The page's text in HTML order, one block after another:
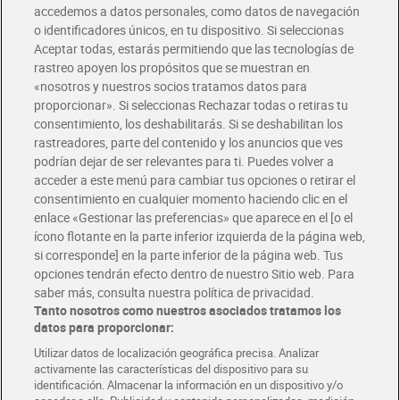
Envío gratis por compras superiores a 100€
Envío estandar por 4,99€
Glovo y Uber Eats
Solicita tu factura de Glovo o Uber Eats
Únete al CLUB Dia
Disfruta las ventajas y ofertas exclusivas.
Descárgate la APP Dia
Folletos y Tiendas
Descubre las mejores ofertas y busca tu tienda más cercana
Tarjeta MaX Dia
Te devuelve hasta 8€/mes de tus compras.
¡Solicita tu tarjeta de crédito aquí!
COMER MEJOR CADA DIA
accedemos a datos personales, como datos de navegación
o identificadores únicos, en tu dispositivo. Si seleccionas
Aceptar todas, estarás permitiendo que las tecnologías de
rastreo apoyen los propósitos que se muestran en
«nosotros y nuestros socios tratamos datos para
proporcionar». Si seleccionas Rechazar todas o retiras tu
consentimiento, los deshabilitarás. Si se deshabilitan los
rastreadores, parte del contenido y los anuncios que ves
podrían dejar de ser relevantes para ti. Puedes volver a
acceder a este menú para cambiar tus opciones o retirar el
consentimiento en cualquier momento haciendo clic en el
enlace «Gestionar las preferencias» que aparece en el [o el
ícono flotante en la parte inferior izquierda de la página web,
si corresponde] en la parte inferior de la página web. Tus
opciones tendrán efecto dentro de nuestro Sitio web. Para
saber más, consulta nuestra política de privacidad.
Tanto nosotros como nuestros asociados tratamos los
datos para proporcionar:
Utilizar datos de localización geográfica precisa. Analizar
activamente las características del dispositivo para su
identificación. Almacenar la información en un dispositivo y/o